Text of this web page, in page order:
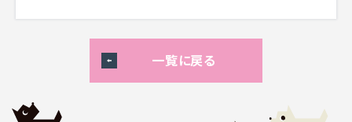
一覧に戻る